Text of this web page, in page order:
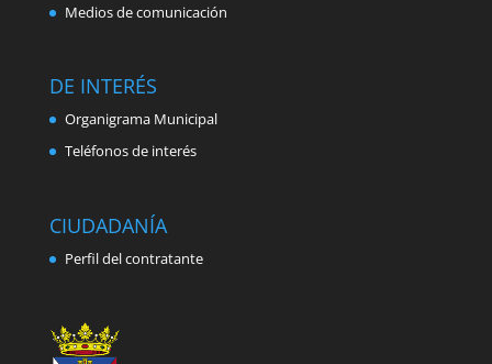
Medios de comunicación
DE INTERÉS
Organigrama Municipal
Teléfonos de interés
CIUDADANÍA
Perfil del contratante